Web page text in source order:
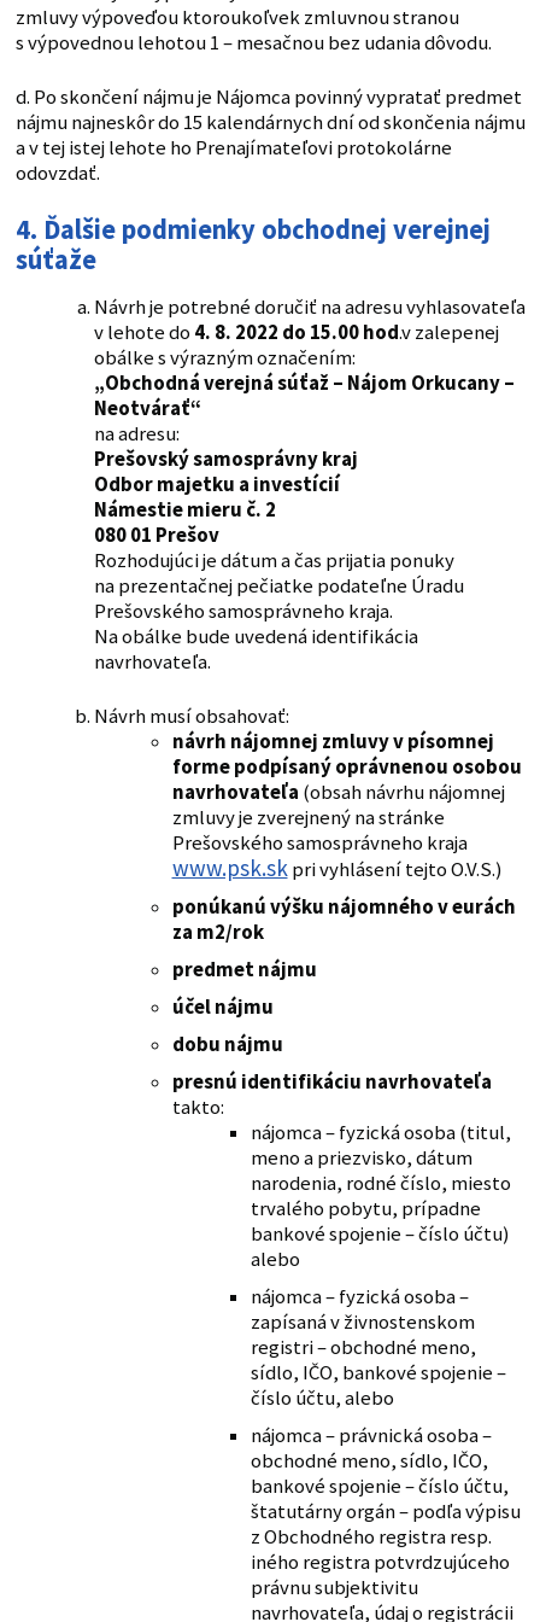
zmluvy výpoveďou ktoroukoľvek zmluvnou stranou
s výpovednou lehotou 1 – mesačnou bez udania dôvodu.
d. Po skončení nájmu je Nájomca povinný vypratať predmet
nájmu najneskôr do 15 kalendárnych dní od skončenia nájmu
a v tej istej lehote ho Prenajímateľovi protokolárne
odovzdať.
4. Ďalšie podmienky obchodnej verejnej
súťaže
Návrh je potrebné doručiť na adresu vyhlasovateľa
v lehote do 4. 8. 2022 do 15.00 hod.v zalepenej
obálke s výrazným označením:
„Obchodná verejná súťaž – Nájom Orkucany –
Neotvárať“
na adresu:
Prešovský samosprávny kraj
Odbor majetku a investícií
Námestie mieru č. 2
080 01 Prešov
Rozhodujúci je dátum a čas prijatia ponuky
na prezentačnej pečiatke podateľne Úradu
Prešovského samosprávneho kraja.
Na obálke bude uvedená identifikácia
navrhovateľa.
Návrh musí obsahovať:
návrh nájomnej zmluvy v písomnej
forme podpísaný oprávnenou osobou
navrhovateľa (obsah návrhu nájomnej
zmluvy je zverejnený na stránke
Prešovského samosprávneho kraja
www.psk.skpri vyhlásení tejto O.V.S.)
ponúkanú výšku nájomného v eurách
za m2/rok
predmet nájmu
účel nájmu
dobu nájmu
presnú identifikáciu navrhovateľa
takto:
nájomca – fyzická osoba (titul,
meno a priezvisko, dátum
narodenia, rodné číslo, miesto
trvalého pobytu, prípadne
bankové spojenie – číslo účtu)
alebo
nájomca – fyzická osoba –
zapísaná v živnostenskom
registri – obchodné meno,
sídlo, IČO, bankové spojenie –
číslo účtu, alebo
nájomca – právnická osoba –
obchodné meno, sídlo, IČO,
bankové spojenie – číslo účtu,
štatutárny orgán – podľa výpisu
z Obchodného registra resp.
iného registra potvrdzujúceho
právnu subjektivitu
navrhovateľa, údaj o registrácii